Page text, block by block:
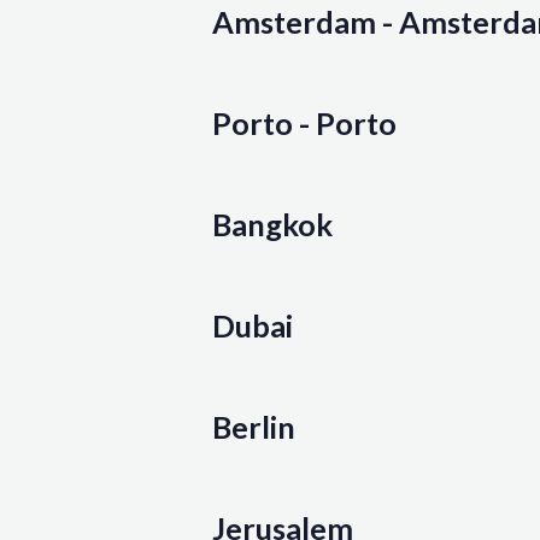
Amsterdam -
Porto - Porto
Bangkok
Dubai
Berlin
Jerusalem